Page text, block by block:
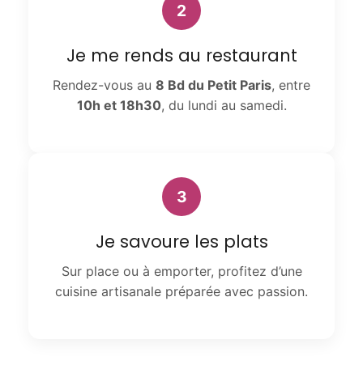
2
Je me rends au restaurant
Rendez-vous au 8 Bd du Petit Paris, entre
10h et 18h30, du lundi au samedi.
3
Je savoure les plats
Sur place ou à emporter, profitez d’une
cuisine artisanale préparée avec passion.